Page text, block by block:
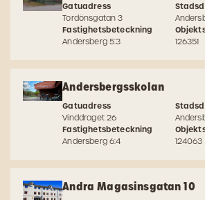
Gatuadress
Tordönsgatan 3
Fastighetsbeteckning
Andersberg 5:3
126351
Andersbergsskolan
Gatuadress
Vinddraget 26
Fastighetsbeteckning
Andersberg 6:4
124063
Andra Magasinsgatan 10